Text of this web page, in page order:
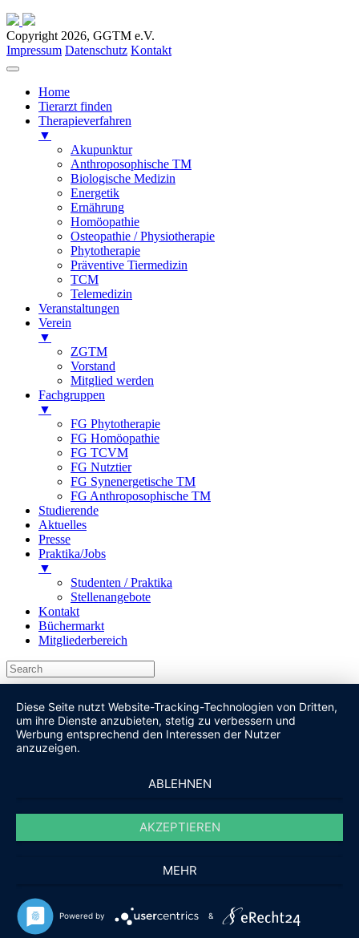
Copyright 2026, GGTM e.V.
Impressum Datenschutz Kontakt
Home
Tierarzt finden
Therapieverfahren
▼
Akupunktur
Anthroposophische TM
Biologische Medizin
Energetik
Ernährung
Homöopathie
Osteopathie / Physiotherapie
Phytotherapie
Präventive Tiermedizin
TCM
Telemedizin
Veranstaltungen
Verein
▼
ZGTM
Vorstand
Mitglied werden
Fachgruppen
▼
FG Phytotherapie
FG Homöopathie
FG TCVM
FG Nutztier
FG Synenergetische TM
FG Anthroposophische TM
Studierende
Aktuelles
Presse
Praktika/Jobs
▼
Studenten / Praktika
Stellenangebote
Kontakt
Büchermarkt
Mitgliederbereich
Diese Seite nutzt Website-Tracking-Technologien von Dritten,
um ihre Dienste anzubieten, stetig zu verbessern und
Werbung entsprechend den Interessen der Nutzer
anzuzeigen.
ABLEHNEN
AKZEPTIEREN
MEHR
Powered by &